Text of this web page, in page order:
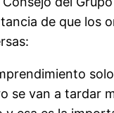
de que
se van a tardar